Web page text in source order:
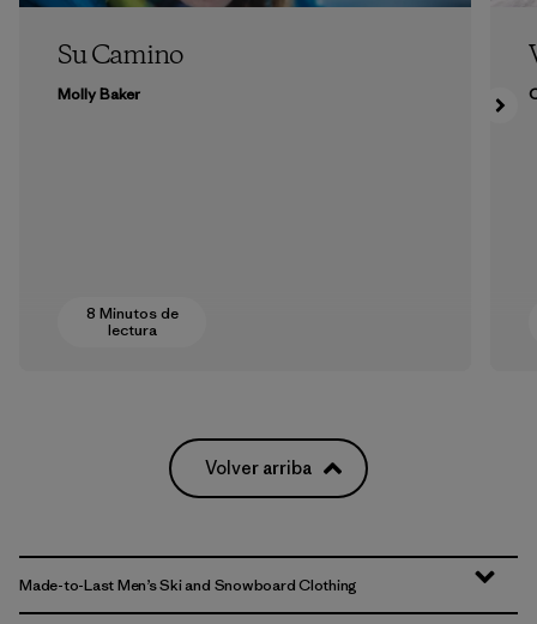
Su Camino
Molly Baker
8 Minutos de
lectura
Volver arriba
Made-to-Last Men’s Ski and Snowboard Clothing